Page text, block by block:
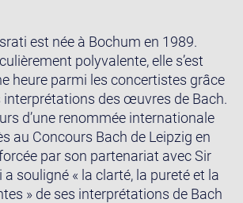
est née à Bochum en 1989.
polyvalente, elle s’est
heure parmi les concertistes grâce
interprétations des œuvres de Bach.
d’une renommée internationale
au Concours Bach de Leipzig en
par son partenariat avec Sir
souligné « la clarté, la pureté et la
» de ses interprétations de Bach